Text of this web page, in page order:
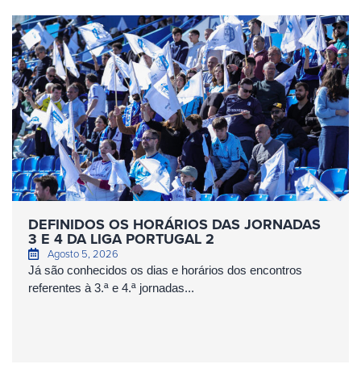
DEFINIDOS OS HORÁRIOS DAS JORNADAS
3 E 4 DA LIGA PORTUGAL 2
Agosto 5, 2026
Já são conhecidos os dias e horários dos encontros
referentes à 3.ª e 4.ª jornadas...